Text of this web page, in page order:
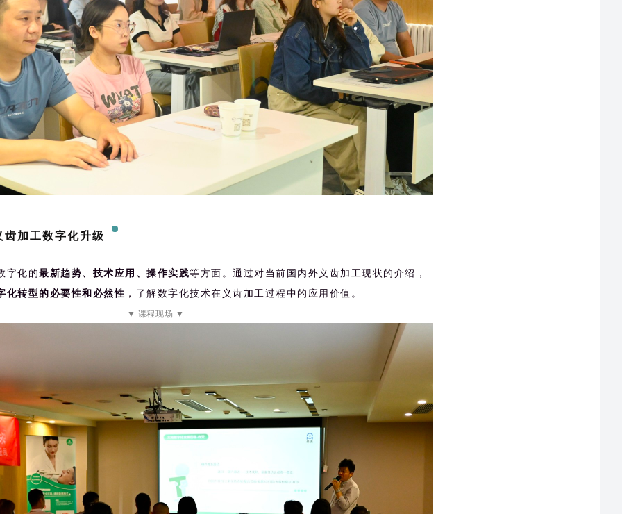
加工数字化升级
字化的最新趋势、技术应用、操作实践等方面。通过对当前国内外义齿加工现状的介绍，
化转型的必要性和必然性 ，了解数字化技术在义齿加工过程中的应用价值 。
▼ 课程现场 ▼